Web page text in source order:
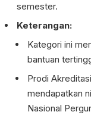
semester.
Keterangan:
Kategori ini
bantuan
Prodi
mendapatkan
Nasional